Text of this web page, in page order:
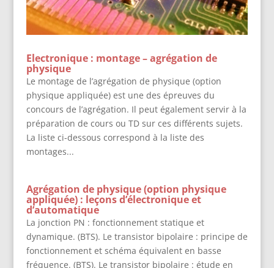
Electronique : montage – agrégation de
physique
Le montage de l’agrégation de physique (option
physique appliquée) est une des épreuves du
concours de l’agrégation. Il peut également servir à la
préparation de cours ou TD sur ces différents sujets.
La liste ci-dessous correspond à la liste des
montages...
Agrégation de physique (option physique
appliquée) : leçons d’électronique et
d’automatique
La jonction PN : fonctionnement statique et
dynamique. (BTS). Le transistor bipolaire : principe de
fonctionnement et schéma équivalent en basse
fréquence. (BTS). Le transistor bipolaire : étude en